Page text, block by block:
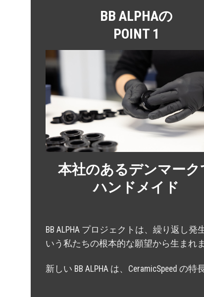
BB ALPHAの
POINT 1
本社のあるデンマーク
ハンドメイド
BB ALPHA プロジェクトは、繰り返し
いう私たちの根本的な願望から生まれま
新しい BB ALPHA は、CeramicSpeed